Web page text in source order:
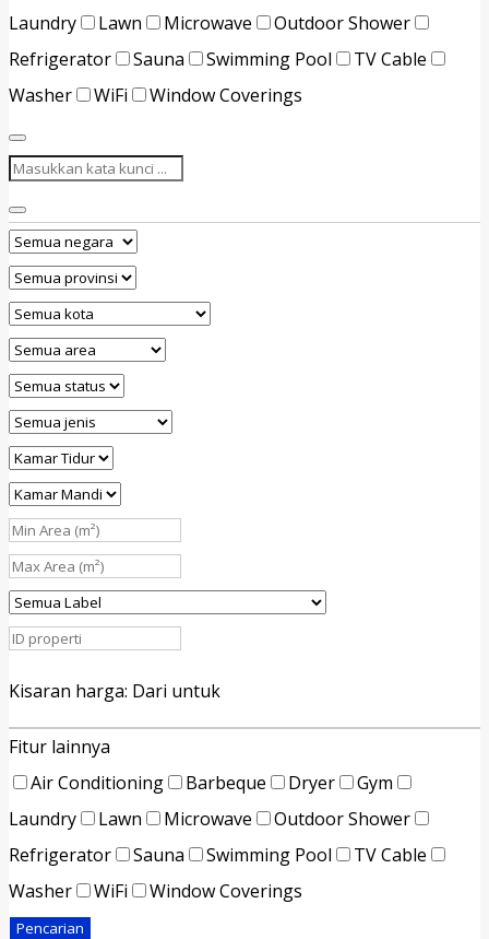
Laundry
Lawn Microwave
Outdoor Shower
Refrigerator
Sauna Swimming Pool
TV Cable
Washer
WiFi Window Coverings
Kisaran harga: Dari untuk
Fitur lainnya
Air Conditioning
Barbeque Dryer
Gym
Laundry
Lawn Microwave
Outdoor Shower
Refrigerator
Sauna Swimming Pool
TV Cable
Washer
WiFi Window Coverings
Pencarian